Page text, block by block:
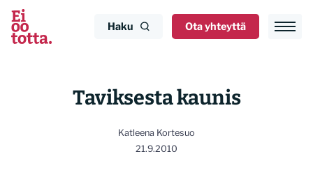
Siirry
sisältöön
Haku Ota yhteyttä
Taviksesta kaunis
Katleena Kortesuo
21.9.2010